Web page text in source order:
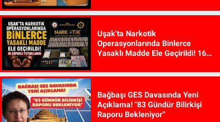
Uşak'ta Narkotik
Operasyonlarında Binlerce
Yasaklı Madde Ele Geçirildi! 16
Bağbaşı GES Davasında Yeni
Açıklama! "83 Gündür Bilirkişi
Raporu Bekleniyor"